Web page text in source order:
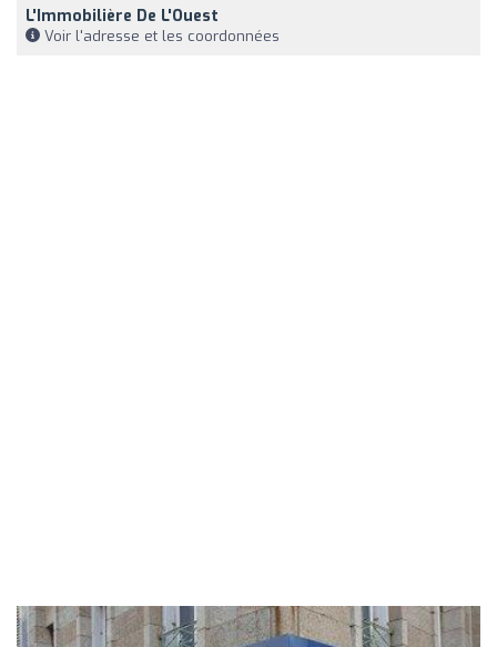
L'Immobilière De L'Ouest
Voir l'adresse et les coordonnées